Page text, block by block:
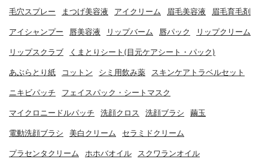
毛穴スプレー まつげ美容液 アイクリーム 眉毛美容液 眉毛育毛剤
アイシャンプー 唇美容液 リップバーム 唇パック リップクリーム
リップスクラブ くまとりシート(目元ケアシート・パック)
あぶらとり紙 コットン シミ用飲み薬 スキンケアトラベルセット
ニキビパッチ フェイスパック・シートマスク
マイクロニードルパッチ 洗顔クロス 洗顔ブラシ 繭玉
電動洗顔ブラシ 美白クリーム セラミドクリーム
プラセンタクリーム ホホバオイル スクワランオイル